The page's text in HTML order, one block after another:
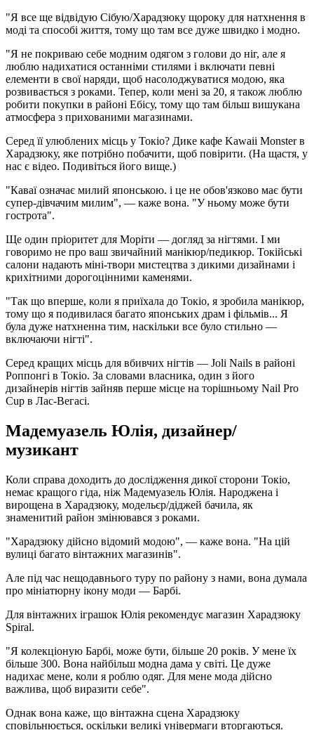
"Я все ще відвідую Сібую/Харадзюку щороку для натхнення в
моді та способі життя, тому що там все дуже швидко і модно.
"Я не покриваю себе модним одягом з голови до ніг, але я
люблю надихатися останніми стилями і включати певні
елементи в свої наряди, щоб насолоджуватися модою, яка
розвивається з роками. Тепер, коли мені за 20, я також люблю
робити покупки в районі Ебісу, тому що там більш вишукана
атмосфера з прихованими магазинами.
Серед її улюблених місць у Токіо? Дике кафе Kawaii Monster в
Харадзюку, яке потрібно побачити, щоб повірити. (На щастя, у
нас є відео. Подивіться його вище.)
"Каваї означає милий японською. і це не обов'язково має бути
супер-дівчачим милим", — каже вона. "У ньому може бути
гострота".
Ще один пріоритет для Моріти — догляд за нігтями. І ми
говоримо не про ваш звичайний манікюр/педикюр. Токійські
салони надають міні-твори мистецтва з дикими дизайнами і
крихітними дорогоцінними каменями.
"Так що вперше, коли я приїхала до Токіо, я зробила манікюр,
тому що я подивилася багато японських драм і фільмів... Я
була дуже натхненна тим, наскільки все було стильно —
включаючи нігті".
Серед кращих місць для вбивчих нігтів — Joli Nails в районі
Роппонгі в Токіо. За словами власника, один з його
дизайнерів нігтів зайняв перше місце на торішньому Nail Pro
Cup в Лас-Вегасі.
Мадемуазель Юлія, дизайнер/
музикант
Коли справа доходить до дослідження дикої сторони Токіо,
немає кращого гіда, ніж Мадемуазель Юлія. Народжена і
вирощена в Харадзюку, модельєр/діджей бачила, як
знаменитий район змінювався з роками.
"Харадзюку дійсно відомий модою", — каже вона. "На цій
вулиці багато вінтажних магазинів".
Але під час нещодавнього туру по району з нами, вона думала
про мініатюрну ікону моди — Барбі.
Для вінтажних іграшок Юлія рекомендує магазин Харадзюку
Spiral.
"Я колекціоную Барбі, може бути, більше 20 років. У мене їх
більше 300. Вона найбільш модна дама у світі. Це дуже
надихає мене, коли я роблю одяг. Для мене мода дійсно
важлива, щоб виразити себе".
Однак вона каже, що вінтажна сцена Харадзюку
сповільнюється, оскільки великі універмаги вторгаються.